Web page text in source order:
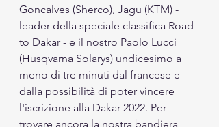
Goncalves (Sherco), Jagu (KTM) -
leader della speciale classifica Road
to Dakar - e il nostro Paolo Lucci
(Husqvarna Solarys) undicesimo a
meno di tre minuti dal francese e
dalla possibilità di poter vincere
l'iscrizione alla Dakar 2022. Per
trovare ancora la nostra bandiera